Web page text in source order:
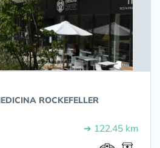
ROCKEFELLER
➔ 122.45 km